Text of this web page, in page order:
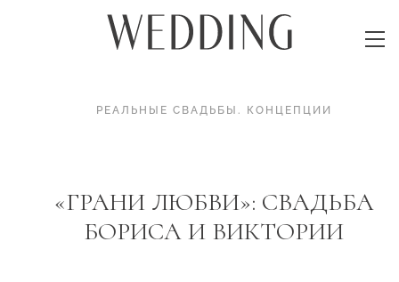
РЕАЛЬНЫЕ СВАДЬБЫ . КОНЦЕПЦИИ
«ГРАНИ ЛЮБВИ»: СВАДЬБА
БОРИСА И ВИКТОРИИ